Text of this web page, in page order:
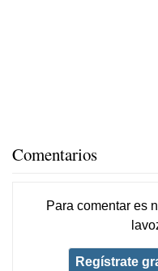
Comentarios
Para comentar es
Regístrate